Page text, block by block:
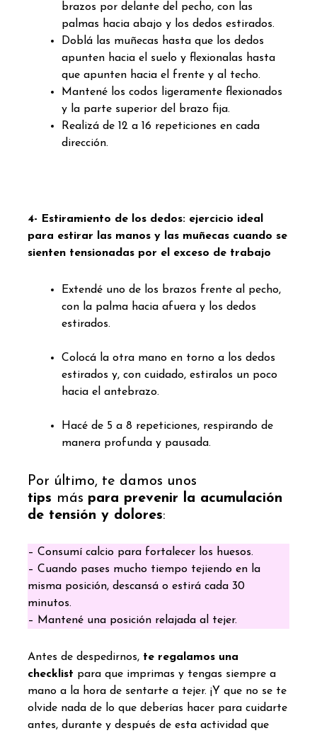
brazos por delante del pecho, con las
palmas hacia abajo y los dedos estirados.
Doblá las muñecas hasta que los dedos
apunten hacia el suelo y flexionalas hasta
que apunten hacia el frente y al techo.
Mantené los codos ligeramente flexionados
y la parte superior del brazo fija.
Realizá de 12 a 16 repeticiones en cada
dirección.
4- Estiramiento de los dedos: ejercicio ideal
para estirar las manos y las muñecas cuando se
sienten tensionadas por el exceso de trabajo
Extendé uno de los brazos frente al pecho,
con la palma hacia afuera y los dedos
estirados.
Colocá la otra mano en torno a los dedos
estirados y, con cuidado, estiralos un poco
hacia el antebrazo.
Hacé de 5 a 8 repeticiones, respirando de
manera profunda y pausada.
Por último, te damos unos
tips más para prevenir la acumulación
de tensión y dolores:
– Consumí calcio para fortalecer los huesos.
– Cuando pases mucho tiempo tejiendo en la
misma posición, descansá o estirá cada 30
minutos.
– Mantené una posición relajada al tejer.
Antes de despedirnos, te regalamos una
checklist para que imprimas y tengas siempre a
mano a la hora de sentarte a tejer. ¡Y que no se te
olvide nada de lo que deberías hacer para cuidarte
antes, durante y después de esta actividad que